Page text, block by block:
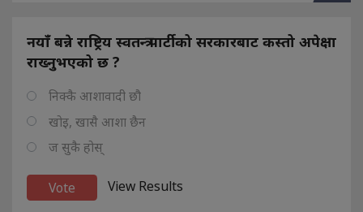
नयाँ बन्ने राष्ट्रिय स्वतन्त्र पार्टीको सरकारबाट कस्तो अपेक्षा
राख्नुभएको छ ?
निक्कै आशावादी छौ
खोइ, खासै आशा छैन
ज सुकै होस्
View Results